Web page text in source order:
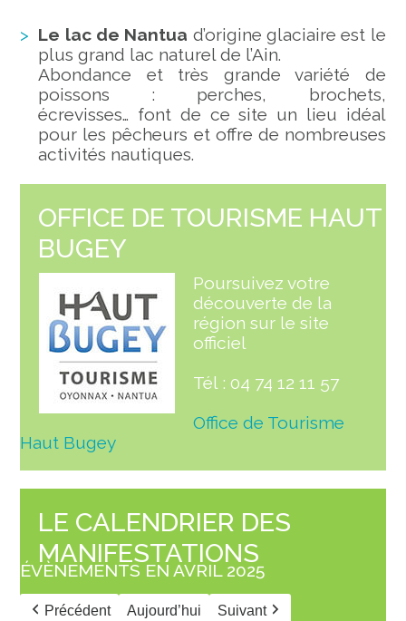
Le lac de Nantua d’origine glaciaire est le
plus grand lac naturel de l’Ain.
Abondance et très grande variété de
poissons : perches, brochets,
écrevisses… font de ce site un lieu idéal
pour les pêcheurs et offre de nombreuses
activités nautiques.
OFFICE DE TOURISME HAUT
BUGEY
Poursuivez votre
découverte de la
région sur le site
officiel
Tél : 04 74 12 11 57
Office de Tourisme
Haut Bugey
LE CALENDRIER DES
MANIFESTATIONS
ÉVÈNEMENTS EN AVRIL 2025
Précédent Aujourd’hui Suivant